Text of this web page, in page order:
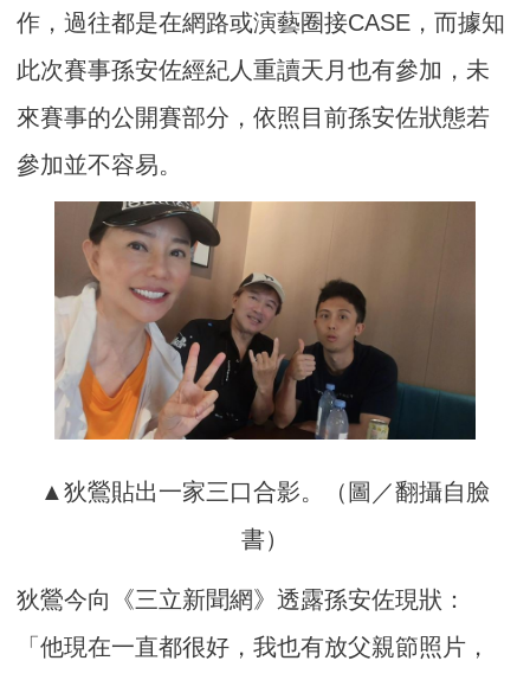
作，過往都是在網路或演藝圈接CASE，而據知
此次賽事孫安佐經紀人重讀天月也有參加，未
來賽事的公開賽部分，依照目前孫安佐狀態若
參加並不容易。
▲狄鶯貼出一家三口合影。（圖／翻攝自臉
書）
狄鶯今向《三立新聞網》透露孫安佐現狀：
「他現在一直都很好，我也有放父親節照片，